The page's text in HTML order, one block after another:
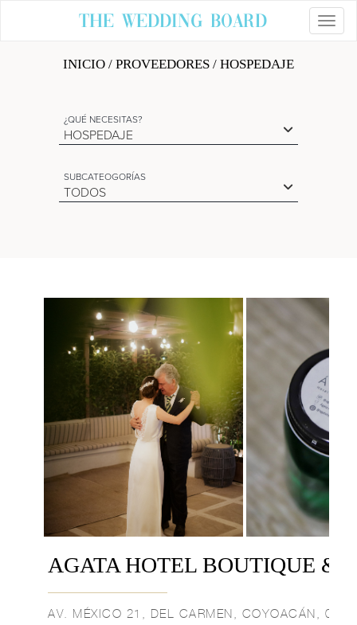
The Wedding Board
INICIO / PROVEEDORES / HOSPEDAJE
¿QUÉ NECESITAS?
HOSPEDAJE
SUBCATEOGORÍAS
TODOS
AGATA HOTEL BOUTIQUE &
AV. MÉXICO 21, DEL CARMEN, COYOACÁN,